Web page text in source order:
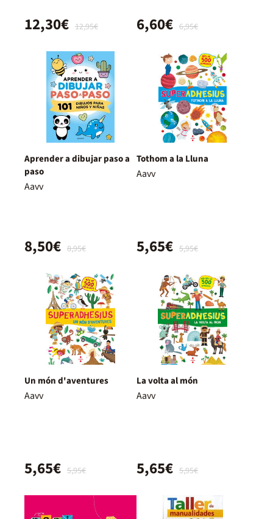
12,95€
12,30€ 6,95€
6,60€
Aprender a dibujar paso a
paso
Aavv
8,95€
8,50€
Tothom a la Lluna
Aavv
5,95€
5,65€
Un món d'aventures
Aavv
5,95€
5,65€
La volta al món
Aavv
5,95€
5,65€